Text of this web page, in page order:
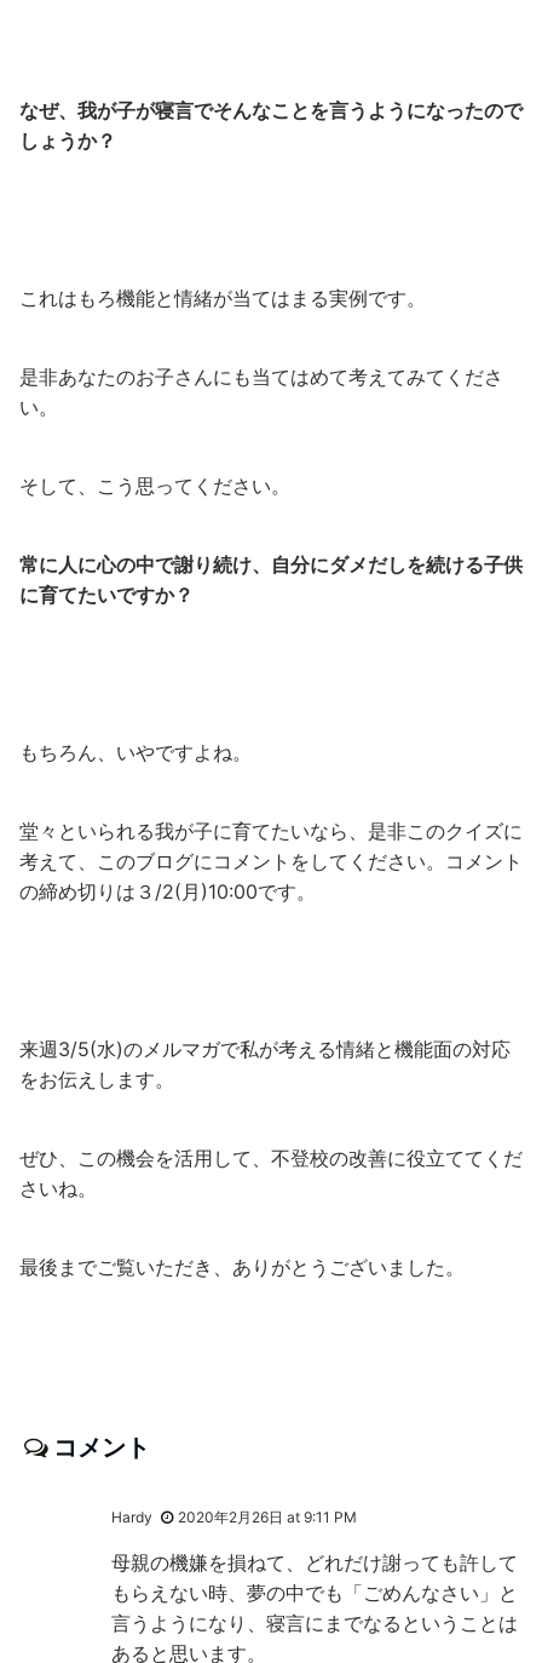
なぜ、我が子が寝言でそんなことを言うようになったので
しょうか？
これはもろ機能と情緒が当てはまる実例です。
是非あなたのお子さんにも当てはめて考えてみてくださ
い。
そして、こう思ってください。
常に人に心の中で謝り続け、自分にダメだしを続ける子供
に育てたいですか？
もちろん、いやですよね。
堂々といられる我が子に育てたいなら、是非このクイズに
考えて、このブログにコメントをしてください。コメント
の締め切りは３/2(月)10:00です。
来週3/5(水)のメルマガで私が考える情緒と機能面の対応
をお伝えします。
ぜひ、この機会を活用して、不登校の改善に役立ててくだ
さいね。
最後までご覧いただき、ありがとうございました。
コメント
Hardy 2020年2月26日 at 9:11 PM
母親の機嫌を損ねて、どれだけ謝っても許して
もらえない時、夢の中でも「ごめんなさい」と
言うようになり、寝言にまでなるということは
あると思います。